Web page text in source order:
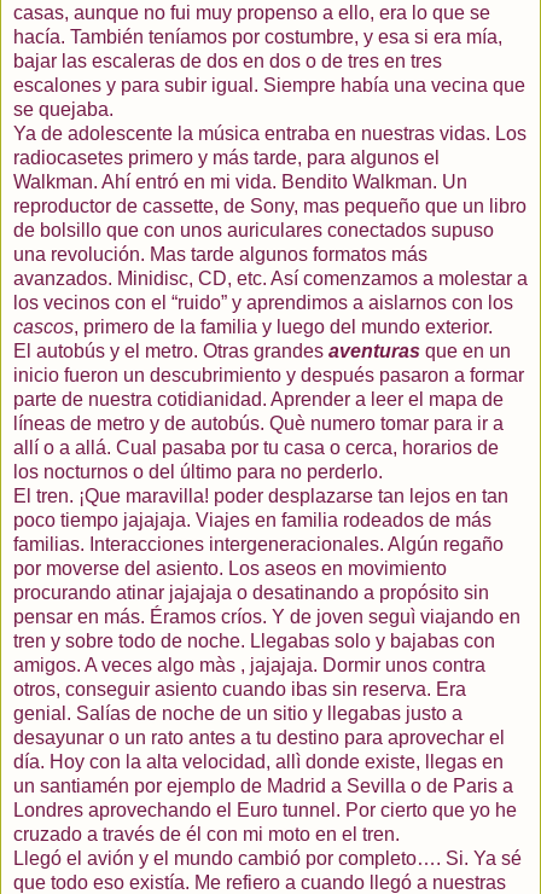
casas, aunque no fui muy propenso a ello, era lo que se
hacía. También teníamos por costumbre, y esa si era mía,
bajar las escaleras de dos en dos o de tres en tres
escalones y para subir igual. Siempre había una vecina que
se quejaba.
Ya de adolescente la música entraba en nuestras vidas. Los
radiocasetes primero y más tarde, para algunos el
Walkman. Ahí entró en mi vida. Bendito Walkman. Un
reproductor de cassette, de Sony, mas pequeño que un libro
de bolsillo que con unos auriculares conectados supuso
una revolución. Mas tarde algunos formatos más
avanzados. Minidisc, CD, etc. Así comenzamos a molestar a
los vecinos con el “ruido” y aprendimos a aislarnos con los
cascos, primero de la familia y luego del mundo exterior.
El autobús y el metro. Otras grandes aventuras que en un
inicio fueron un descubrimiento y después pasaron a formar
parte de nuestra cotidianidad. Aprender a leer el mapa de
líneas de metro y de autobús. Què numero tomar para ir a
allí o a allá. Cual pasaba por tu casa o cerca, horarios de
los nocturnos o del último para no perderlo.
El tren. ¡Que maravilla! poder desplazarse tan lejos en tan
poco tiempo jajajaja. Viajes en familia rodeados de más
familias. Interacciones intergeneracionales. Algún regaño
por moverse del asiento. Los aseos en movimiento
procurando atinar jajajaja o desatinando a propósito sin
pensar en más. Éramos críos. Y de joven seguì viajando en
tren y sobre todo de noche. Llegabas solo y bajabas con
amigos. A veces algo màs , jajajaja. Dormir unos contra
otros, conseguir asiento cuando ibas sin reserva. Era
genial. Salías de noche de un sitio y llegabas justo a
desayunar o un rato antes a tu destino para aprovechar el
día. Hoy con la alta velocidad, allì donde existe, llegas en
un santiamén por ejemplo de Madrid a Sevilla o de Paris a
Londres aprovechando el Euro tunnel. Por cierto que yo he
cruzado a través de él con mi moto en el tren.
Llegó el avión y el mundo cambió por completo…. Si. Ya sé
que todo eso existía. Me refiero a cuando llegó a nuestras